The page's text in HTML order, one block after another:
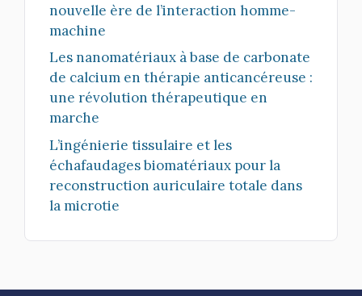
nouvelle ère de l’interaction homme-
machine
Les nanomatériaux à base de carbonate
de calcium en thérapie anticancéreuse :
une révolution thérapeutique en
marche
L’ingénierie tissulaire et les
échafaudages biomatériaux pour la
reconstruction auriculaire totale dans
la microtie